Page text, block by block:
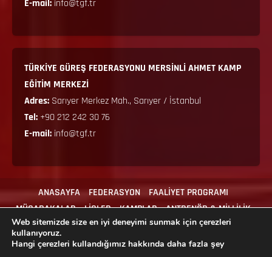
E-mail: info@tgf.tr
TÜRKİYE GÜREŞ FEDERASYONU MERSİNLİ AHMET KAMP
EĞİTİM MERKEZİ
Adres: Sarıyer Merkez Mah., Sarıyer / İstanbul
Tel: +90 212 242 30 76
E-mail: info@tgf.tr
ANASAYFA FEDERASYON
FAALİYET PROGRAMI
MÜSABAKALAR
LİGLER KAMPLAR
ANTRENÖR & MİLLİLİK
MEVZUAT
İLGİLİ FORMLAR İLETİŞİM
Web sitemizde size en iyi deneyimi sunmak için çerezleri
kullanıyoruz.
Hangi çerezleri kullandığımız hakkında daha fazla şey